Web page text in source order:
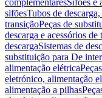
complementaresSifões e
sifõesTubos de
transiçãoPeças de
descarga e acessórios de
descargaSistemas de
substituição para De
alimentação elétrica
eletrónico, alimentação
alimentação a pilhas